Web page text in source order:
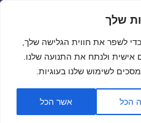
פתח
שלך
אנו משתמשים בקובצי Cookie כדי לשפר את חווית הגלישה שלך,
אישית ולנתח את התנועה שלנו.
לשימוש שלנו בעוגיות.
הכל אשר הכל
– שער יציג
תפריטים
ווידג'טים
2019